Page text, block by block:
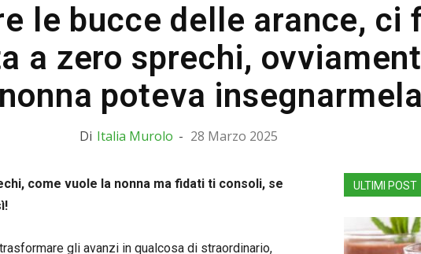
le bucce delle arance, ci
a zero sprechi,
poteva insegnarmela
Di Italia Murolo - 28 Marzo 2025
come vuole la nonna ma fidati ti consoli, se
gli avanzi in qualcosa di straordinario,
ULTIMI POST